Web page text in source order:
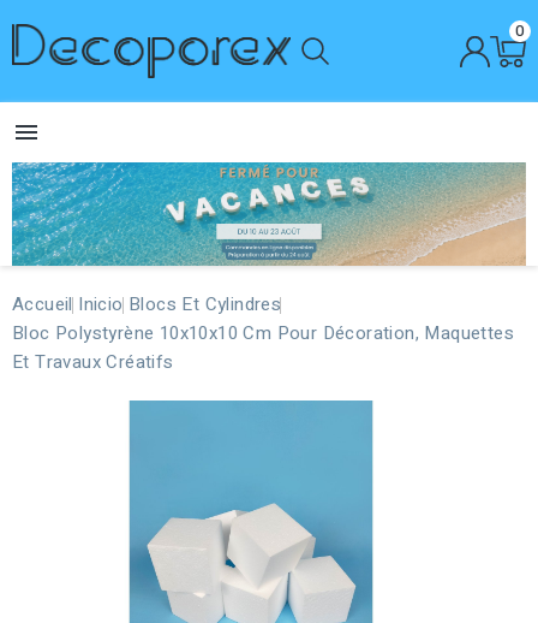
0

Accueil Inicio Blocs Et Cylindres
Bloc Polystyrène 10x10x10 Cm Pour Décoration, Maquettes
Et Travaux Créatifs